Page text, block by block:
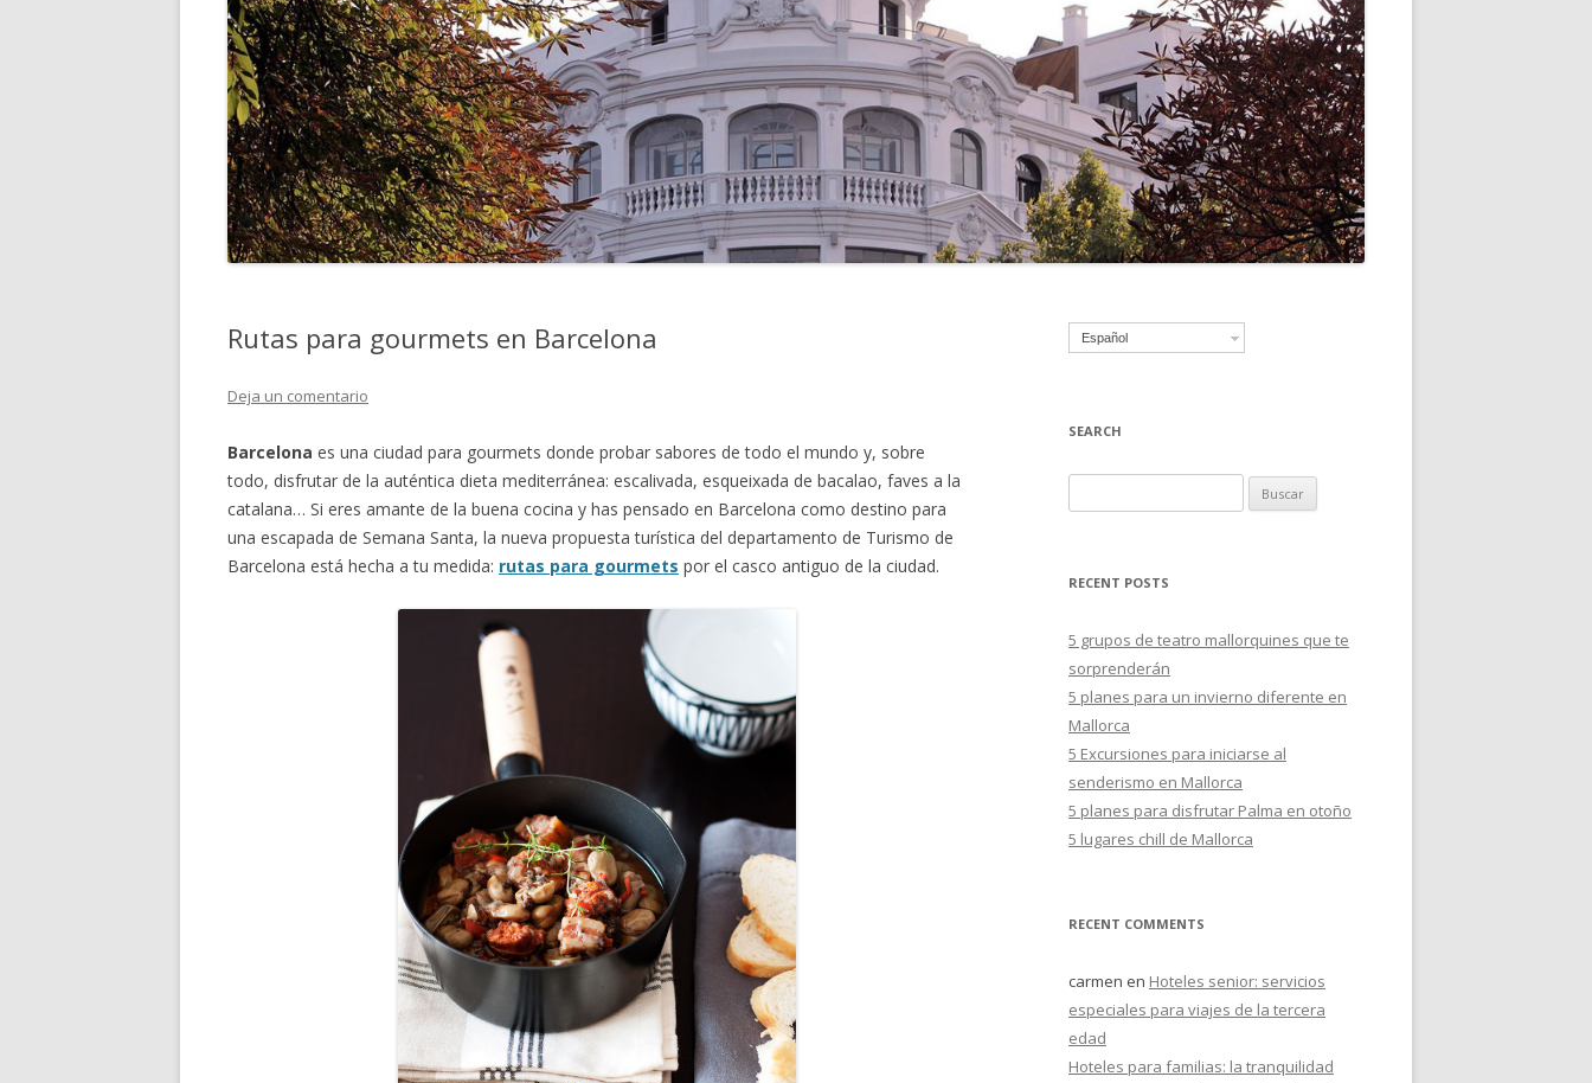
Rutas para gourmets en Barcelona
Deja un comentario
Barcelona es una ciudad para gourmets donde probar sabores de todo el mundo y, sobre
todo, disfrutar de la auténtica dieta mediterránea: escalivada, esqueixada de bacalao, faves a la
catalana… Si eres amante de la buena cocina y has pensado en Barcelona como destino para
una escapada de Semana Santa, la nueva propuesta turística del departamento de Turismo de
Barcelona está hecha a tu medida: rutas para gourmets por el casco antiguo de la ciudad.
Español
SEARCH
u
c
r
RECENT POSTS
5 grupos de teatro mallorquines que te
sorprenderán
5 planes para un invierno diferente en
Mallorca
5 Excursiones para iniciarse al
senderismo en Mallorca
5 planes para disfrutar Palma en otoño
5 lugares chill de Mallorca
RECENT COMMENTS
carmen en Hoteles senior: servicios
especiales para viajes de la tercera
edad
Hoteles para familias: la tranquilidad